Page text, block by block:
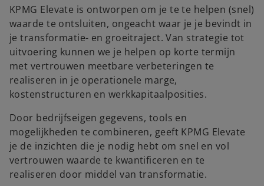
KPMG Elevate is ontworpen om je te te helpen (snel)
waarde te ontsluiten, ongeacht waar je je bevindt in
je transformatie- en groeitraject. Van strategie tot
uitvoering kunnen we je helpen op korte termijn
met vertrouwen meetbare verbeteringen te
realiseren in je operationele marge,
kostenstructuren en werkkapitaalposities.
Door bedrijfseigen gegevens, tools en
mogelijkheden te combineren, geeft KPMG Elevate
je de inzichten die je nodig hebt om snel en vol
vertrouwen waarde te kwantificeren en te
realiseren door middel van transformatie.